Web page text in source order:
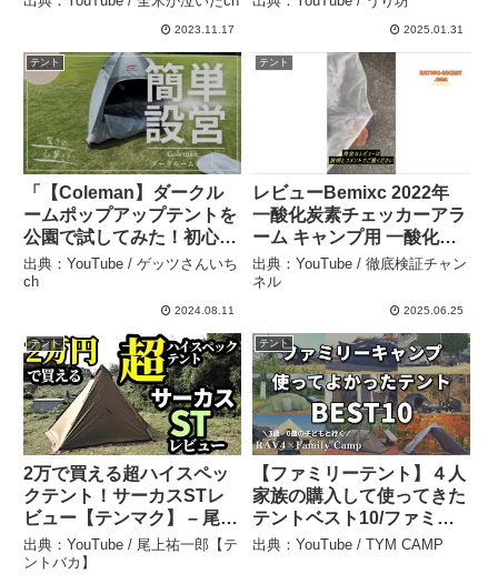
2023.11.17 2025.01.31
テント
「【Coleman】ダークル
ームポップアップテントを
公園で試してみた！初心者
でも簡単設営＆日差しをシ
ャットアウト」 – ゲッツさ
出典：YouTube / ゲッツさんいち
ch
2024.08.11
テント
レビューBemixc 2022年
一酸化炭素チェッカーアラ
ーム キャンプ用 一酸化炭
素警報器 電池三本付き ア
ウトドア ストーブ 車中泊
テント用 (ホワイト) – 徹底
出典：YouTube / 徹底検証チャン
ネル
2025.06.25
テント
2万で買える超ハイスペッ
クテント！サーカスSTレ
ビュー【テンマク】 – 尾上
祐一郎【テントバカ】
出典：YouTube / 尾上祐一郎【テ
ントバカ】
テント
【ファミリーテント】４人
家族の購入して使ってきた
テントベスト10/ファミリ
ーキャンプ – TYM CAMP
出典：YouTube / TYM CAMP